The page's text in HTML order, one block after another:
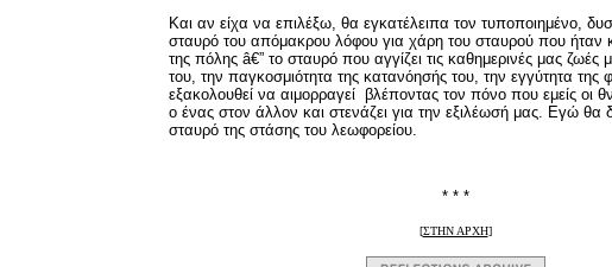
Και αν είχα να επιλέξω, θα εγκατέλειπα τον τυποποιημένο,
σταυρό του απόμακρου λόφου για χάρη του σταυρού που ήταν
της πόλης â€” το σταυρό που αγγίζει τις καθημερινές μας ζωές
του, την παγκοσμιότητα της κατανόησής του, την εγγύτητα της
εξακολουθεί να αιμορραγεί βλέποντας τον πόνο που εμείς οι
ο ένας στον άλλον και στενάζει για την εξιλέωσή μας. Εγώ θα
σταυρό της στάσης του λεωφορείου.
* * *
[ΣΤΗΝ ΑΡΧΗ]